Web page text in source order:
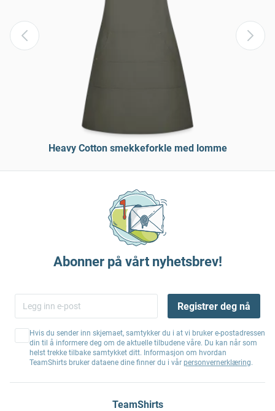
Heavy Cotton smekkeforkle med lomme
Abonner på vårt nyhetsbrev!
Registrer deg nå
Hvis du sender inn skjemaet, samtykker du i at vi bruker e-postadressen
din til å informere deg om de aktuelle tilbudene våre. Du kan når som
helst trekke tilbake samtykket ditt. Informasjon om hvordan
TeamShirts bruker dataene dine finner du i vår personvernerklæring.
TeamShirts